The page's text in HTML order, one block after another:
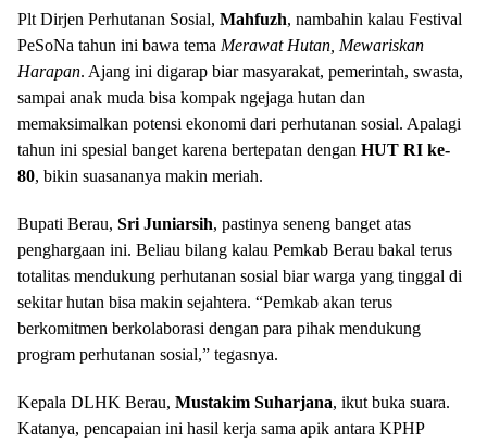
Plt Dirjen Perhutanan Sosial, Mahfuzh, nambahin kalau Festival
PeSoNa tahun ini bawa tema Merawat Hutan, Mewariskan
Harapan. Ajang ini digarap biar masyarakat, pemerintah, swasta,
sampai anak muda bisa kompak ngejaga hutan dan
memaksimalkan potensi ekonomi dari perhutanan sosial. Apalagi
tahun ini spesial banget karena bertepatan dengan HUT RI ke-
80, bikin suasananya makin meriah.
Bupati Berau, Sri Juniarsih, pastinya seneng banget atas
penghargaan ini. Beliau bilang kalau Pemkab Berau bakal terus
totalitas mendukung perhutanan sosial biar warga yang tinggal di
sekitar hutan bisa makin sejahtera. “Pemkab akan terus
berkomitmen berkolaborasi dengan para pihak mendukung
program perhutanan sosial,” tegasnya.
Kepala DLHK Berau, Mustakim Suharjana, ikut buka suara.
Katanya, pencapaian ini hasil kerja sama apik antara KPHP